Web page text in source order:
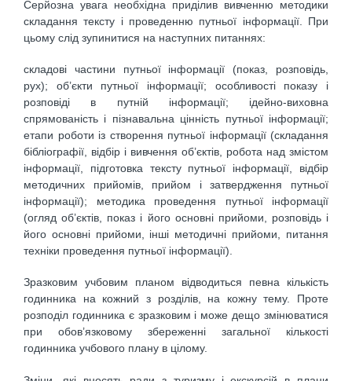
Серйозна увага необхідна приділив вивченню методики
складання тексту і проведенню путньої інформації. При
цьому слід зупинитися на наступних питаннях:
складові частини путньої інформації (показ, розповідь,
рух); об’єкти путньої інформації; особливості показу і
розповіді в путній інформації; ідейно-виховна
спрямованість і пізнавальна цінність путньої інформації;
етапи роботи із створення путньої інформації (складання
бібліографії, відбір і вивчення об’єктів, робота над змістом
інформації, підготовка тексту путньої інформації, відбір
методичних прийомів, прийом і затвердження путньої
інформації); методика проведення путньої інформації
(огляд об’єктів, показ і його основні прийоми, розповідь і
його основні прийоми, інші методичні прийоми, питання
техніки проведення путньої інформації).
Зразковим учбовим планом відводиться певна кількість
годинника на кожний з розділів, на кожну тему. Проте
розподіл годинника є зразковим і може дещо змінюватися
при обов’язковому збереженні загальної кількості
годинника учбового плану в цілому.